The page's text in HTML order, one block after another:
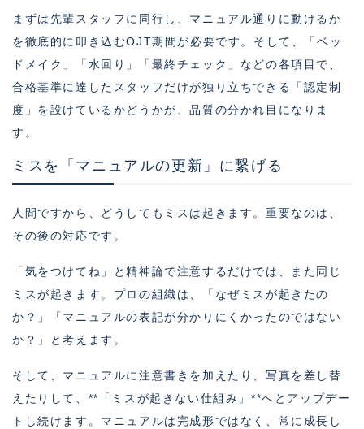
まずは先輩スタッフに同行し、マニュアル通りに動けるか
を徹底的に叩き込むOJT期間が必要です。そして、「ベッ
ドメイク」「水回り」「最終チェック」などの各項目で、
合格基準に達したスタッフだけが独り立ちできる「認定制
度」を設けているかどうかが、品質の分かれ目になりま
す。
ミスを「マニュアルの更新」に繋げる
人間ですから、どうしてもミスは起きます。重要なのは、
その後の対応です。
「気をつけてね」と精神論で注意するだけでは、また同じ
ミスが起きます。プロの組織は、「なぜミスが起きたの
か？」「マニュアルの表記が分かりにくかったのではない
か？」と考えます。
そして、マニュアルに注意書きを加えたり、写真を差し替
えたりして、**「ミスが起きない仕組み」**へとアップデー
トし続けます。マニュアルは完成形ではなく、常に成長し